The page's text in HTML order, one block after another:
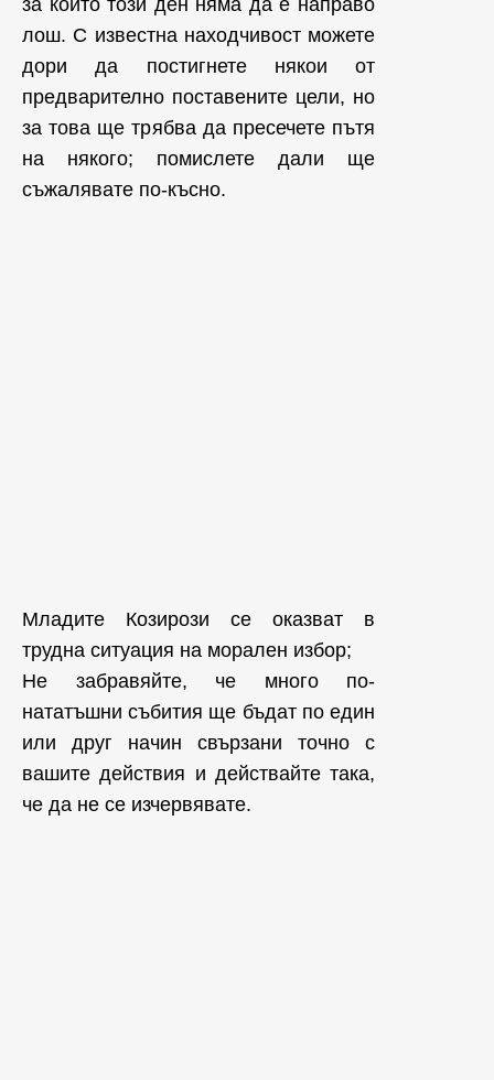
лош. С известна находчивост можете
дори да постигнете някои от
предварително поставените цели, но
за това ще трябва да пресечете пътя
на някого; помислете дали ще
съжалявате по-късно.
Младите Козирози се оказват в
трудна ситуация на морален избор;
Не забравяйте, че много по-
нататъшни събития ще бъдат по един
или друг начин свързани точно с
вашите действия и действайте така,
че да не се изчервявате.